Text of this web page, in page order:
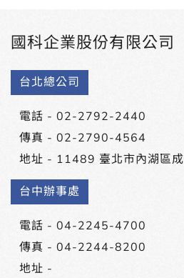
國科企業股份有限公司
台北總公司
電話 - 02-2792-2440
傳真 - 02-2790-4564
地址 - 11489 臺北市內湖區
台中辦事處
電話 - 04-2245-4700
傳真 - 04-2244-8200
地址 -